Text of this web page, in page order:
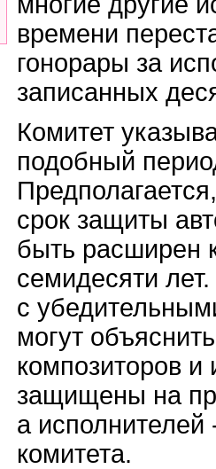
времени
гонорары за
записанных
Комитет
подобный
срок защиты
быть расширен
семидесяти
с
могут
композиторов и
защищены на
а
комитета.